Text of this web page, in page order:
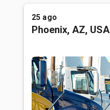
25 ago
Phoenix, AZ, USA